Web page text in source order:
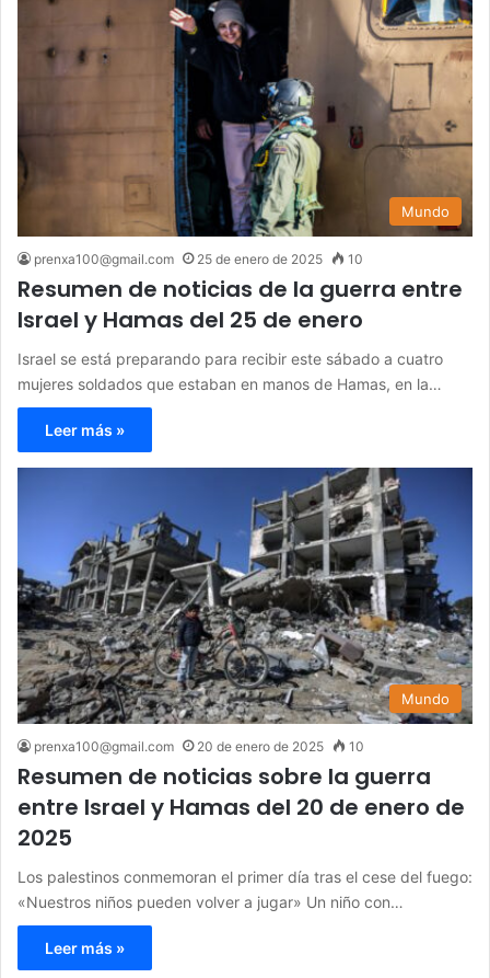
Mundo
prenxa100@gmail.com 25 de enero de 2025 10
Resumen de noticias de la guerra entre
Israel y Hamas del 25 de enero
Israel se está preparando para recibir este sábado a cuatro
mujeres soldados que estaban en manos de Hamas, en la…
Leer más »
Mundo
prenxa100@gmail.com 20 de enero de 2025 10
Resumen de noticias sobre la guerra
entre Israel y Hamas del 20 de enero de
2025
Los palestinos conmemoran el primer día tras el cese del fuego:
«Nuestros niños pueden volver a jugar» Un niño con…
Leer más »